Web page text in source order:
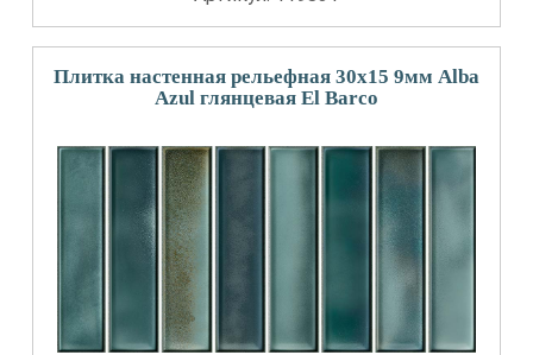
Плитка настенная рельефная 30x15 9мм Alba
Azul глянцевая El Barco